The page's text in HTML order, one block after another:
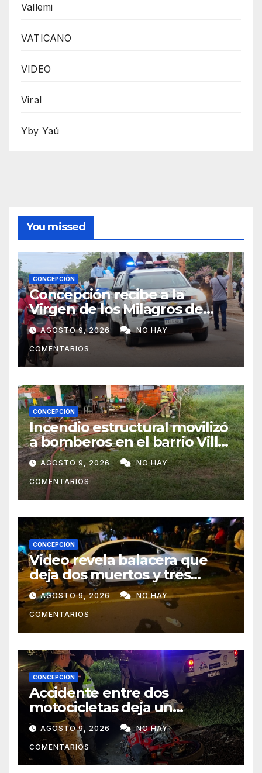
Vallemi
VATICANO
VIDEO
Viral
Yby Yaú
You missed
CONCEPCIÓN
Concepción recibe a la
Virgen de los Milagros de
Caacupé
AGOSTO 9, 2026 NO HAY
COMENTARIOS
CONCEPCIÓN
Incendio estructural movilizó
a bomberos en el barrio Villa
Alta
AGOSTO 9, 2026 NO HAY
COMENTARIOS
CONCEPCIÓN
Video revela balacera que
deja dos muertos y tres
heridos en Tava’ i, Caazapá
AGOSTO 9, 2026 NO HAY
COMENTARIOS
CONCEPCIÓN
Accidente entre dos
motocicletas deja un
fallecido y dos heridos en Yby
Yaú
AGOSTO 9, 2026 NO HAY
COMENTARIOS